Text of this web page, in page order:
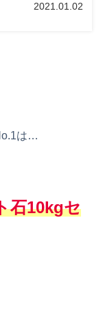
2021.01.02
は…
石10kgセ